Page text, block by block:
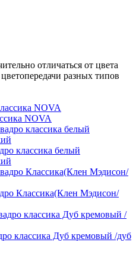
отличаться от цвета
разных типов
NOVA
классика белый
Классика(Клен Мэдисон/
классика Дуб кремовый /дуб